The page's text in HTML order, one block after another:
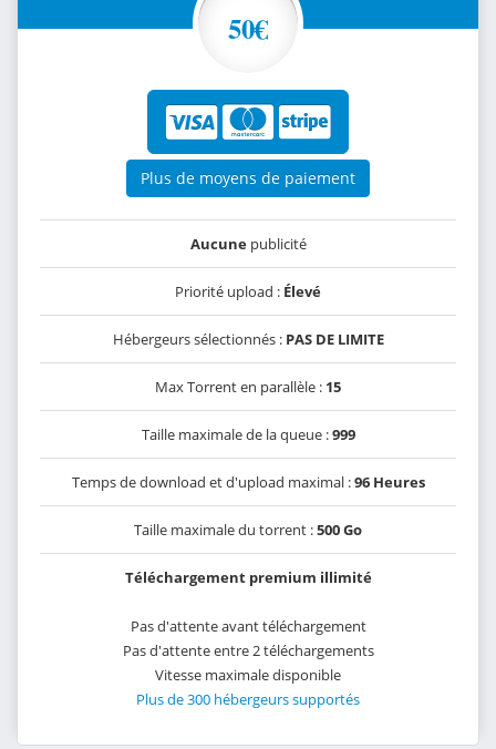
50€
Plus de moyens de paiement
Aucunepublicité
Priorité upload : Élevé
Hébergeurs sélectionnés : PAS DE LIMITE
Max Torrent en parallèle : 15
Taille maximale de la queue :999
Temps de download et d'upload maximal :96 Heures
Taille maximale du torrent :500 Go
Téléchargement premium illimité
Pas d'attente avant téléchargement
Pas d'attente entre 2 téléchargements
Vitesse maximale disponible
Plus de 300 hébergeurs supportés